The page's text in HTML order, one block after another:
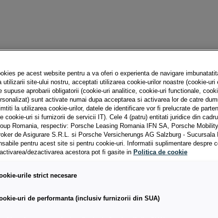
AUTOVEHICULE
EUR dobândă variabilă RON
5.49% 9.49%
5.49%
6.29%
pe acest website pentru a va oferi o experienta de navigare
utilizarii site-ului nostru, acceptati utilizarea cookie-urilor noastre (cookie-uri
supuse aprobarii obligatorii (cookie-uri analitice, cookie-uri functionale,
sunt activate numai dupa acceptarea si activarea lor de catre
la utilizarea cookie-urilor, datele de identificare vor fi prelucrate de
cookie-uri si furnizorii de servicii IT). Cele 4 (patru) entitati juridice din
Romania, respectiv: Porsche Leasing Romania IFN SA, Porsche
de Asigurare S.R.L. si Porsche Versicherungs AG Salzburg - Sucursala
pentru acest site si pentru cookie-uri. Informatii suplimentare despre
dezactivarea acestora pot fi gasite in Politica de cookie
urile strict necesare
uri de performanta (inclusiv furnizorii din SUA)